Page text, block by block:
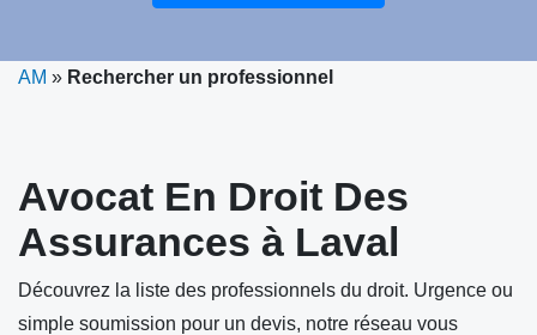
AM » Rechercher un professionnel
Avocat En Droit Des
Assurances à Laval
Découvrez la liste des professionnels du droit. Urgence ou
simple soumission pour un devis, notre réseau vous